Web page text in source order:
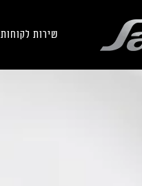
שירות לקוחות